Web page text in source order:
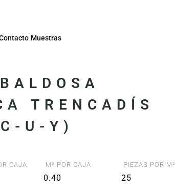
Muestras
TRENCADÍS
U-Y)
CAJA M² POR CAJA
0.40
PIEZAS POR M²
25